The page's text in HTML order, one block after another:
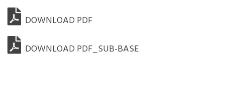
DOWNLOAD PDF
DOWNLOAD PDF_SUB-BASE